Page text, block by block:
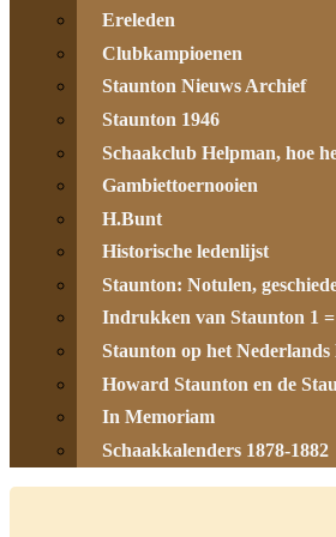
Ereleden
Clubkampioenen
Staunton Nieuws Archief
Staunton 1946
Schaakclub Helpman, hoe
Gambiettoernooien
H.Bunt
Historische ledenlijst
Staunton: Notulen,
Indrukken van Staunton 1
Staunton op het Nederlands
Howard Staunton en de
In Memoriam
Schaakkalenders 1878-1882